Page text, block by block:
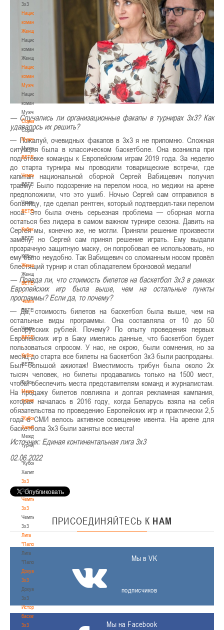
3х3
Национальная
команда.
Женщины
Национальная
команда.
Женщины
Национальная
команда.
Мужчины
Национальная
команда.
Мужчины
Соревнования
Соревнования
Мужчины
Мужчины
BETERA
-
Чемпионат
BETERA
-
Чемпионат
BETERA
-
Кубок
BETERA
-
Кубок
Женщины
Женщины
BETERA
-
Чемпионат
BETERA
-
Чемпионат
BETERA
-
Кубок
BETERA
-
Кубок
Международный
турнир
-
"Кубок
Халипского"
Международный
турнир
-
"Кубок
Халипского"
3x3
3x3
Чемпионат
3х3
Чемпионат
3х3
Лига
"Палова"
Лига
"Палова"
Документы
3х3
Документы
3х3
История
баскетбола
3х3
— Случались ли организационные факапы в турнирах 3х3? Как
удавалось их решить?
— Пожалуй, очевидных факапов в 3х3 я не припомню. Сложная
ситуация была в классическом баскетболе. Она возникла при
подготовке команды к Европейским играм 2019 года. За неделю
до старта турнира мы проводили товарищеские встречи, где
капитан национальной сборной Сергей Вабищевич получил
травму. Было подозрение на перелом носа, но медики на арене
предположили, что это ушиб. Ночью Сергей сам отправился в
больницу, где сделал рентген, который подтвердил-таки перелом
носа. Это была очень серьезная проблема — сборная могла
остаться без лидера в самом важном турнире сезона. Давить на
Сергея мы, конечно же, не могли. Приняли решение произвести
замену, но Сергей сам принял решение играть. Ему выдали
прозрачную защитную маску, он попробовал ее использовать, но
ему было неудобно. Так Вабищевич со сломанным носом провёл
блестящий турнир и стал обладателем бронзовой медали!
— Правда ли, что стоимость билетов на баскетбол 3х3 в рамках
Европейских игр была выше, чем на остальные пункты
программы? Если да, то почему?
— Да, стоимость билетов на баскетбол была выше, чем на
остальные виды программы. Она составляла от 10 до 50
белорусских рублей. Почему? По опыту проведения первых
Европейских игр в Баку имелись данные, что баскетбол будет
пользоваться спросом. У нас, не скрою, были сомнения, но за
месяц до старта все билеты на баскетбол 3х3 были распроданы.
Был большой ажиотаж! Вместимость трибун была около 2х
тысяч человек, но билеты продавались только на 1500 мест,
чтобы обеспечить места представителям команд и журналистам.
На продажу билетов повлияла и долгая рекламная кампания,
которая началась в 2016 году, когда Беларусь взяла на себя
обязательства по проведению Европейских игр и практически 2,5
года в СМИ велось активное освещение ивента. На арене для
баскетбола 3х3 были заняты все места!
Источник: Единая континентальная лига 3х3
02.06.2022
ПРИСОЕДИНЯЙТЕСЬ К НАМ
Мы в VK
подписчиков
Мы на Facebook